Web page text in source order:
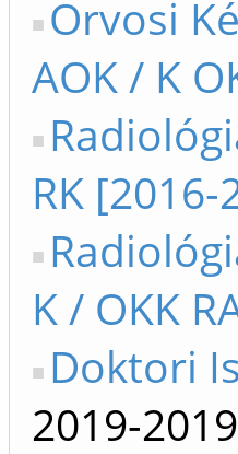
Orvosi
AOK / K
RK [2016-
K / OKK
Doktori
2019-2019